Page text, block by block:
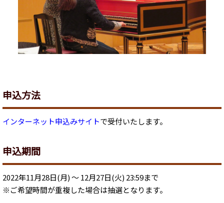
申込方法
インターネット申込みサイトで受付いたします。
申込期間
2022年11月28日(月) ～ 12月27日(火) 23:59まで
※ご希望時間が重複した場合は抽選となります。